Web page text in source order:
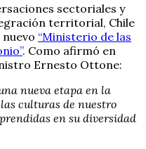
sectoriales y
territorial, Chile
“Ministerio de las
. Como afirmó en
Ernesto Ottone:
nueva etapa en la
culturas de nuestro
en su diversidad